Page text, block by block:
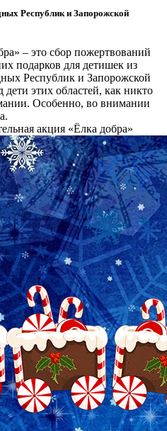
Республик и Запорожской
– это сбор пожертвований
подарков для детишек из
Республик и Запорожской
дети этих областей, как никто
Особенно, во внимании
акция «Ёлка добра»